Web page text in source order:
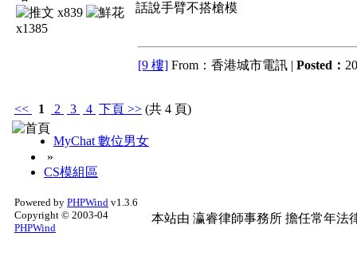
x839
x1385
話說手臂不搭槍模
[9 樓] From：香港城市電訊 | Posted：
<< 1 2 3 4 下頁 >> (共 4 頁)
MyChat 數位男女
»
CS模組區
Powered by PHPWind v1.3.6
Copyright © 2003-04
PHPWind
本站由 瀛睿律師事務所 擔任常年法